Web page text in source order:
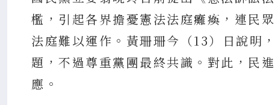
檻，引起各界擔憂憲法法庭癱瘓，連民
法庭難以運作。黃珊珊今（13）日說明
題，不過尊重黨團最終共識。對此，民
應。